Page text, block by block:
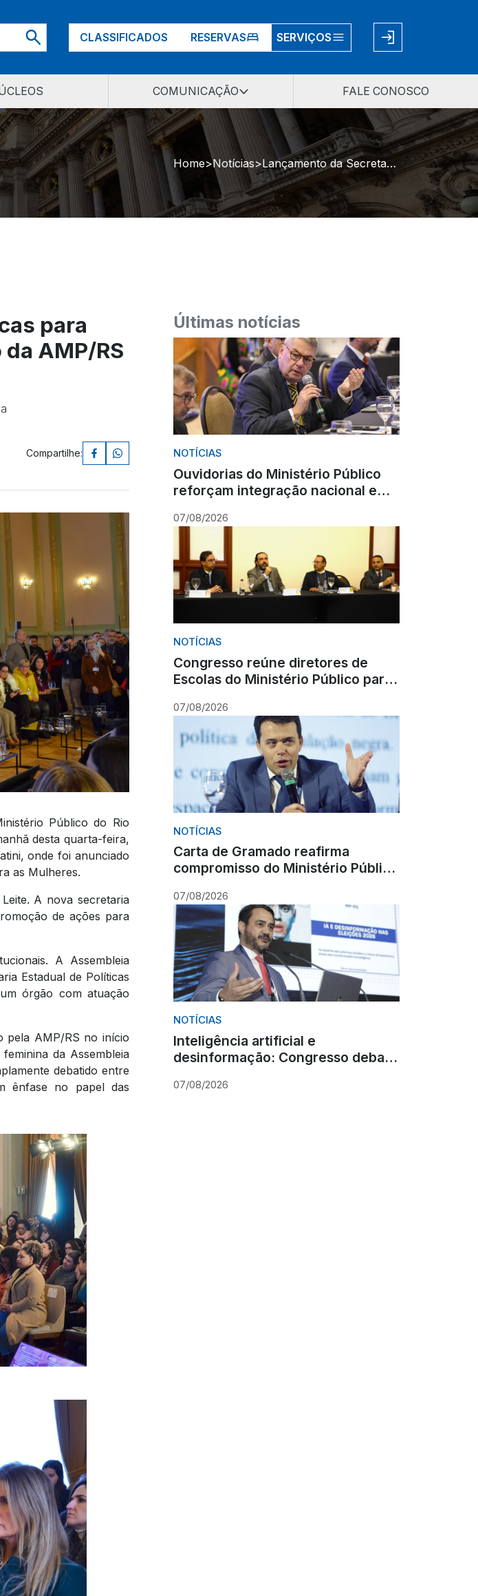
CLASSIFICADOS RESERVAS SERVIÇOS
COMUNICAÇÃO FALE CONOSCO
Home Notícias Lançamento da Secretaria de Políticas para Mulheres conta com a participação da AMP/RS em evento realizado no Piratini
para
AMP/RS
Compartilhe:
Público do Rio
desta quarta-feira,
onde foi anunciado
as Mulheres.
A nova secretaria
de ações para
A Assembleia
Estadual de Políticas
órgão com atuação
pela AMP/RS no início
da Assembleia
debatido entre
ênfase no papel das
Últimas notícias
NOTÍCIAS
Ouvidorias do Ministério Público
reforçam integração nacional em
07/08/2026
NOTÍCIAS
Congresso reúne diretores de
Escolas do Ministério Público para
07/08/2026
NOTÍCIAS
Carta de Gramado reafirma
compromisso do Ministério Público
Constituição
07/08/2026
NOTÍCIAS
Inteligência artificial e
desinformação: Congresso debate
07/08/2026